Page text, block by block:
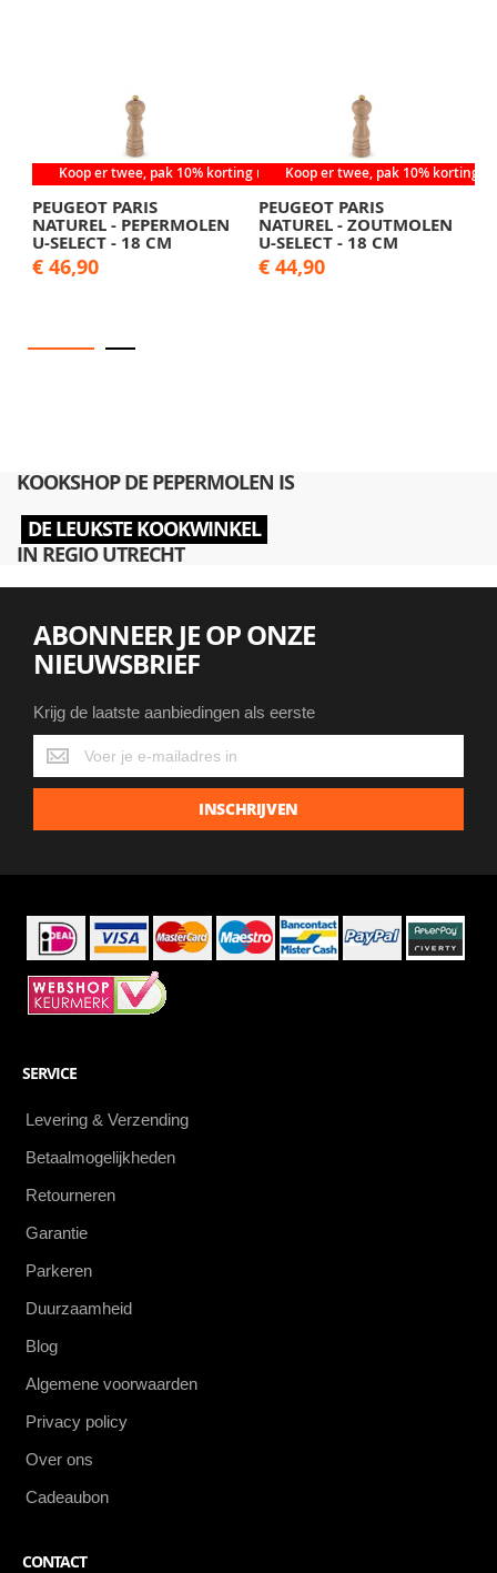
Koop er twee, pak 10% korting mee
PEUGEOT PARIS
NATUREL - PEPERMOLEN
U-SELECT - 18 CM
€ 46,90
Koop er twee, pak 10% korting
PEUGEOT PARIS
NATUREL - ZOUTMOLEN
U-SELECT - 18 CM
€ 44,90
KOOKSHOP DE PEPERMOLEN IS
DE LEUKSTE KOOKWINKEL
IN REGIO UTRECHT
ABONNEER JE OP ONZE
NIEUWSBRIEF
Krijg de laatste aanbiedingen als eerste
Krijg
de
laatste
INSCHRIJVEN
SERVICE
Levering & Verzending
Betaalmogelijkheden
Retourneren
Garantie
Parkeren
Duurzaamheid
Blog
Algemene voorwaarden
Privacy policy
Over ons
Cadeaubon
CONTACT